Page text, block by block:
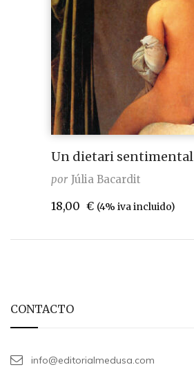
Un dietari sentimental
por Júlia Bacardit
18,00 € (4% iva incluido)
CONTACTO
info@editorialmedusa.com